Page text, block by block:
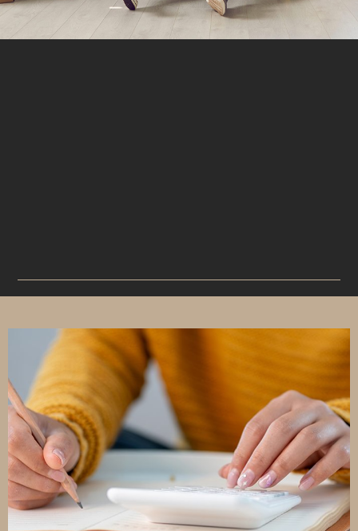
ÉPÍTSD FEL OKOSAN
A JÖVŐD!
Veled kezdődik. Találj új otthonra a Revital Parkban.
Melletted állunk! A Revital Parkban a pénzügyi
tervezés is egyszerűbb: bevezető kedvezmények,
személyre szabható fizetési konstrukciók és egy
megbízható partner segíti az utad az új otthonod
felé.